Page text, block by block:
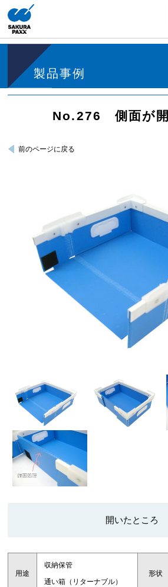
製品事例
No.276 側面が
前のページに戻る
開いたところ
用途
収納保管
通い箱（リターナブル）
形状